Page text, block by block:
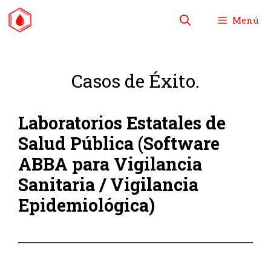
Saltar
contenido
Menú
Casos de Éxito.
Laboratorios Estatales de
Salud Pública (Software
ABBA para Vigilancia
Sanitaria / Vigilancia
Epidemiológica)